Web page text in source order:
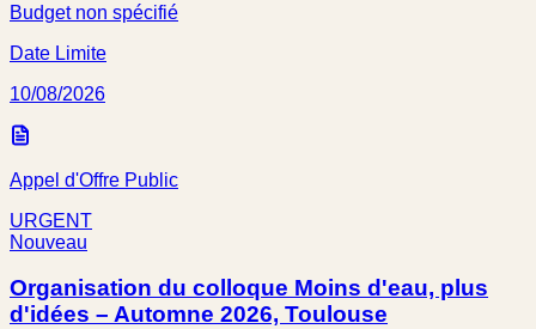
Budget non spécifié
Date Limite
10/08/2026
Appel d'Offre Public
URGENT
Nouveau
Organisation du colloque Moins d'eau, plus
d'idées – Automne 2026, Toulouse